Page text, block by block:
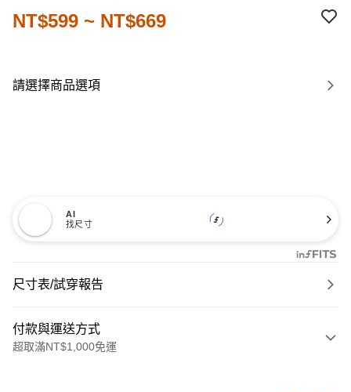
NT$599 ~ NT$669
請選擇商品選項
AI
找尺寸
尺寸表/試穿報告
付款與運送方式
超取滿NT$1,000免運